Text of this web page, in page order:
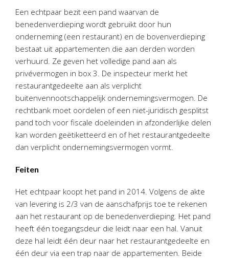
Bedrijfseconomisch advies
Belastingadvies Purmerend
Online boekhouden
Nieuws&informatie
Nieuwsbrief
Nieuwsoverzicht
Handige links
Downloads
Contact
AvantiOnline
Twinfield – Boekhouden
BaseCone – Facturen
Een echtpaar bezit een pand waarvan de
benedenverdieping wordt gebruikt door hun
onderneming (een restaurant) en de bovenverdieping
bestaat uit appartementen die aan derden worden
verhuurd. Ze geven het volledige pand aan als
privévermogen in box 3. De inspecteur merkt het
restaurantgedeelte aan als verplicht
buitenvennootschappelijk ondernemingsvermogen. De
rechtbank moet oordelen of een niet-juridisch gesplitst
pand toch voor fiscale doeleinden in afzonderlijke delen
kan worden geëtiketteerd en of het restaurantgedeelte
dan verplicht ondernemingsvermogen vormt.
Feiten
Het echtpaar koopt het pand in 2014. Volgens de akte
van levering is 2/3 van de aanschafprijs toe te rekenen
aan het restaurant op de benedenverdieping. Het pand
heeft één toegangsdeur die leidt naar een hal. Vanuit
deze hal leidt één deur naar het restaurantgedeelte en
één deur via een trap naar de appartementen. Beide